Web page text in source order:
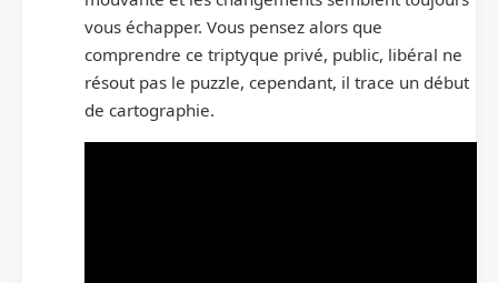
vous échapper. Vous pensez alors que
comprendre ce triptyque privé, public, libéral ne
résout pas le puzzle, cependant, il trace un début
de cartographie.